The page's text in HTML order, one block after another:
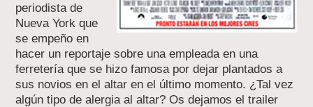
periodista de
Nueva York que
se empeño en
hacer un reportaje sobre una empleada en una
ferretería que se hizo famosa por dejar plantados a
sus novios en el altar en el último momento. ¿Tal vez
algún tipo de alergia al altar? Os dejamos el trailer